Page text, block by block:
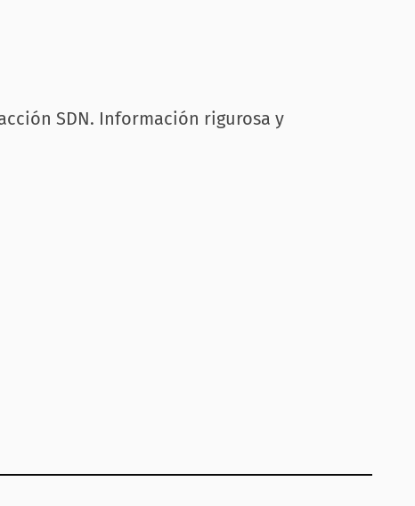
SDN. Información rigurosa y